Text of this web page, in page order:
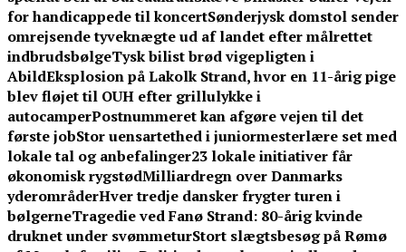
for handicappede til koncertSønderjysk domstol sender
omrejsende tyveknægte ud af landet efter målrettet
indbrudsbølgeTysk bilist brød vigepligten i
AbildEksplosion på Lakolk Strand, hvor en 11-årig pige
blev fløjet til OUH efter grillulykke i
autocamperPostnummeret kan afgøre vejen til det
første jobStor uensartethed i juniormesterlære set med
lokale tal og anbefalinger23 lokale initiativer får
økonomisk rygstødMilliardregn over Danmarks
yderområderHver tredje dansker frygter turen i
bølgerneTragedie ved Fanø Strand: 80-årig kvinde
druknet under svømmeturStort slægtsbesøg på Rømø